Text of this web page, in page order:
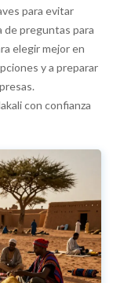
para evitar
de preguntas para
elegir mejor en
y a preparar
con confianza